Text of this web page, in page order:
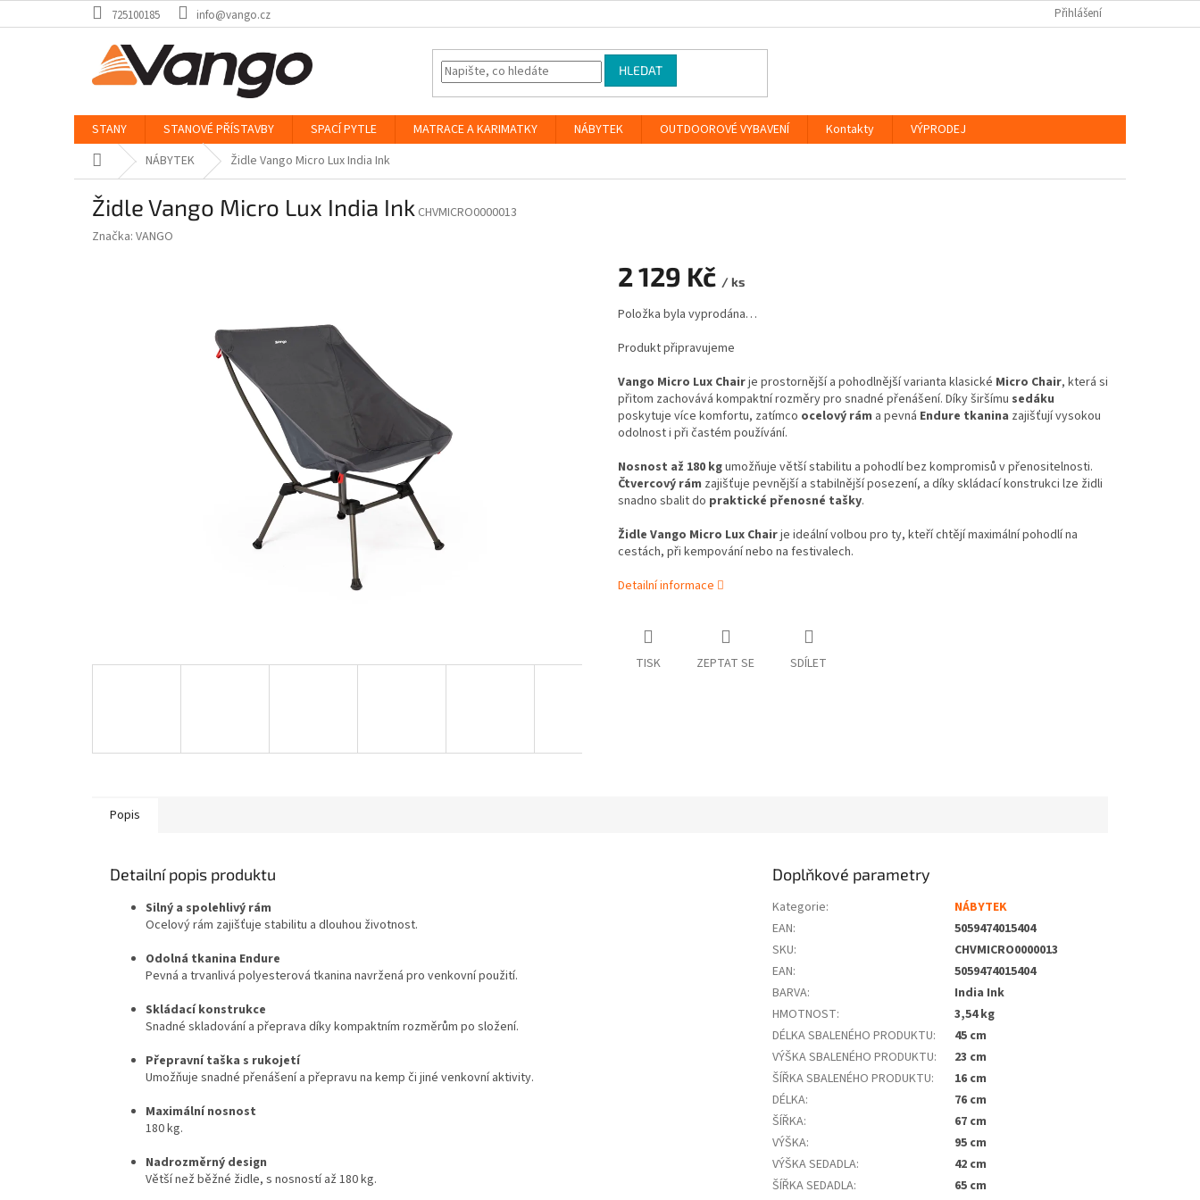
na
725100185 info@vango.cz Přihlášení
HLEDAT
STANY STANOVÉ PŘÍSTAVBY SPACÍ PYTLE MATRACE A KARIMATKY NÁBYTEK OUTDOOROVÉ VYBAVENÍ Kontakty
VÝPRODEJ
Domů NÁBYTEK Židle Vango Micro Lux India Ink
Židle Vango Micro Lux India Ink CHVMICRO0000013
Značka: VANGO
2 129 Kč / ks
Měrná
cena:
Položka byla vyprodána…
Produkt připravujeme
Vango Micro Lux Chairje prostornější a pohodlnější varianta klasické Micro Chair, která si
přitom zachovává kompaktní rozměry pro snadné přenášení. Díky širšímu sedáku
poskytuje více komfortu, zatímco ocelový rám a pevná Endure tkanina zajišťují vysokou
odolnost i při častém používání.
Nosnost až 180 kgumožňuje větší stabilitu a pohodlí bez kompromisů v přenositelnosti.
Čtvercový rám zajišťuje pevnější a stabilnější posezení, a díky skládací konstrukci lze židli
snadno sbalit do praktické přenosné tašky.
Židle Vango Micro Lux Chairje ideální volbou pro ty, kteří chtějí maximální pohodlí na
cestách, při kempování nebo na festivalech.
Detailní informace
TISK ZEPTAT SE SDÍLET
Popis
Detailní popis produktu
Silný a spolehlivý rám
Ocelový rám zajišťuje stabilitu a dlouhou životnost.
Odolná tkanina Endure
Pevná a trvanlivá polyesterová tkanina navržená pro venkovní použití.
Skládací konstrukce
Snadné skladování a přeprava díky kompaktním rozměrům po složení.
Přepravní taška s rukojetí
Umožňuje snadné přenášení a přepravu na kemp či jiné venkovní aktivity.
Maximální nosnost
180 kg.
Nadrozměrný design
Větší než běžné židle, s nosností až 180 kg.
Doplňkové parametry
Kategorie:
NÁBYTEK
EAN:
5059474015404
SKU:
CHVMICRO0000013
EAN:
5059474015404
BARVA:
India Ink
HMOTNOST:
3,54 kg
DÉLKA SBALENÉHO PRODUKTU:
45 cm
VÝŠKA SBALENÉHO PRODUKTU:
23 cm
ŠÍŘKA SBALENÉHO PRODUKTU:
16 cm
DÉLKA:
76 cm
ŠÍŘKA:
67 cm
VÝŠKA:
95 cm
VÝŠKA SEDADLA:
42 cm
ŠÍŘKA SEDADLA:
65 cm